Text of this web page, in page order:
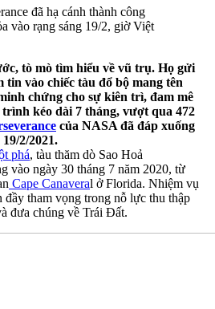
đã hạ cánh thành công
vào rạng sáng 19/2, giờ Việt
tò mò tìm hiểu về vũ trụ. Họ gửi
tin vào chiếc tàu đổ bộ mang tên
chứng cho sự kiên trì, đam mê
kéo dài 7 tháng, vượt qua 472
của NASA đã đáp xuống
2/2021.
phá, tàu thăm dò Sao Hoả
vào ngày 30 tháng 7 năm 2020, từ
Cape Canaveral ở Florida. Nhiệm vụ
đầy tham vọng trong nỗ lực thu thập
đưa chúng về Trái Đất.